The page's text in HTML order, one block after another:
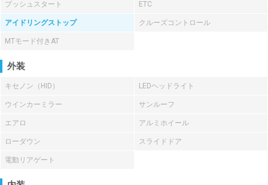
プッシュスタート ETC
アイドリングストップ クルーズコントロール
MTモード付きAT
外装
キセノン（HID） LEDヘッドライト
ウインカーミラー サンルーフ
エアロ アルミホイール
ローダウン スライドドア
電動リアゲート